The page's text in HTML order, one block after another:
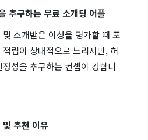
추구하는 무료 소개팅 어플
소개받은 이성을 평가할 때 포
립이 상대적으로 느리지만, 허
성을 추구하는 컨셉이 강합니
추천 이유